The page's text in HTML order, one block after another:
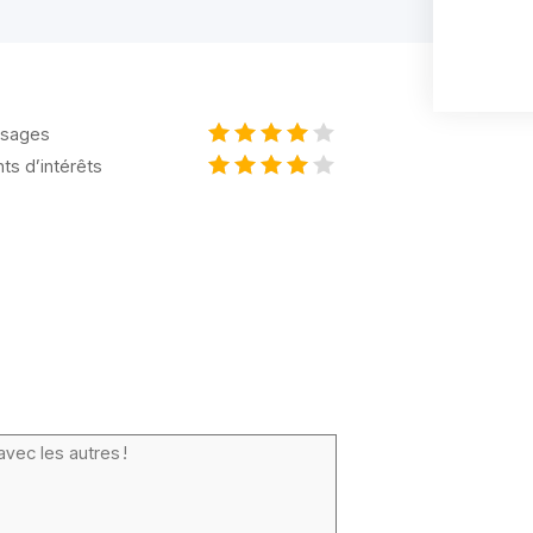
d’intérêts